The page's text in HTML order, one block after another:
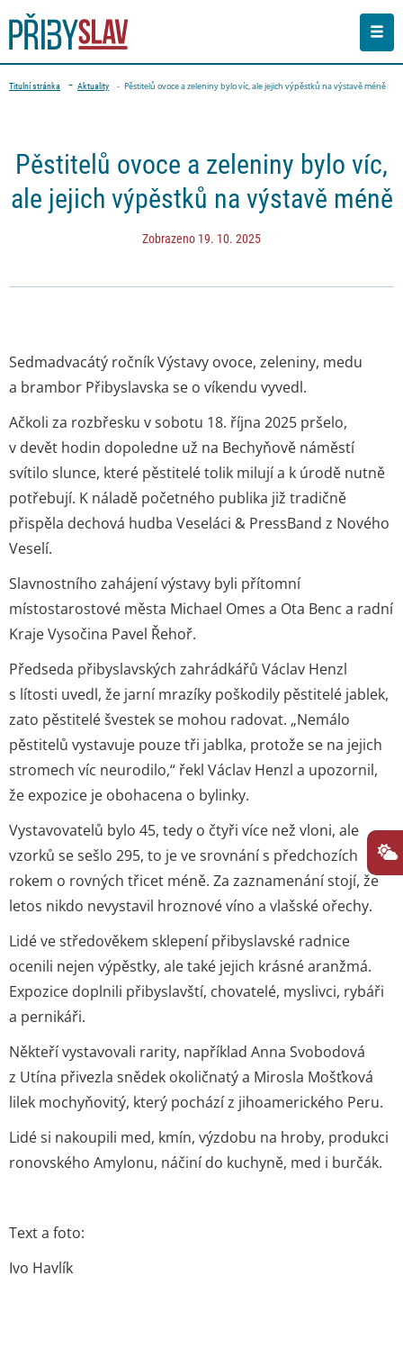
Drobečková navigace
Titulní stránka Aktuality Pěstitelů ovoce a zeleniny bylo víc, ale jejich výpěstků na výstavě méně
Pěstitelů ovoce a zeleniny bylo víc,
ale jejich výpěstků na výstavě méně
Zobrazeno 19. 10. 2025
Sedmadvacátý ročník Výstavy ovoce, zeleniny, medu
a brambor Přibyslavska se o víkendu vyvedl.
Ačkoli za rozbřesku v sobotu 18. října 2025 pršelo,
v devět hodin dopoledne už na Bechyňově náměstí
svítilo slunce, které pěstitelé tolik milují a k úrodě nutně
potřebují. K náladě početného publika již tradičně
přispěla dechová hudba Veseláci & PressBand z Nového
Veselí.
Slavnostního zahájení výstavy byli přítomní
místostarostové města Michael Omes a Ota Benc a radní
Kraje Vysočina Pavel Řehoř.
Předseda přibyslavských zahrádkářů Václav Henzl
s lítosti uvedl, že jarní mrazíky poškodily pěstitelé jablek,
zato pěstitelé švestek se mohou radovat. „Nemálo
pěstitelů vystavuje pouze tři jablka, protože se na jejich
stromech víc neurodilo,“ řekl Václav Henzl a upozornil,
že expozice je obohacena o bylinky.
Vystavovatelů bylo 45, tedy o čtyři více než vloni, ale
vzorků se sešlo 295, to je ve srovnání s předchozích
rokem o rovných třicet méně. Za zaznamenání stojí, že
letos nikdo nevystavil hroznové víno a vlašské ořechy.
Lidé ve středověkem sklepení přibyslavské radnice
ocenili nejen výpěstky, ale také jejich krásné aranžmá.
Expozice doplnili přibyslavští, chovatelé, myslivci, rybáři
a pernikáři.
Někteří vystavovali rarity, například Anna Svobodová
z Utína přivezla snědek okoličnatý a Mirosla Mošťková
lilek mochyňovitý, který pochází z jihoamerického Peru.
Lidé si nakoupili med, kmín, výzdobu na hroby, produkci
ronovského Amylonu, náčiní do kuchyně, med i burčák.
Text a foto:
Ivo Havlík